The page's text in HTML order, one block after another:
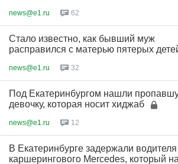
news@e1.ru 62
Стало известно, как бывший муж
расправился с матерью пятерых
news@e1.ru 32
Под Екатеринбургом нашли
девочку, которая носит хиджаб
news@e1.ru 12
В Екатеринбурге задержали водителя
каршерингового Mercedes, который на